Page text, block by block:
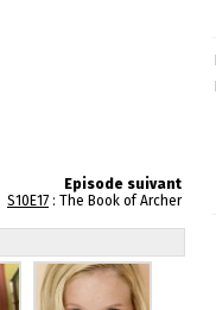
Episode suivant
S10E17 : The Book of Archer